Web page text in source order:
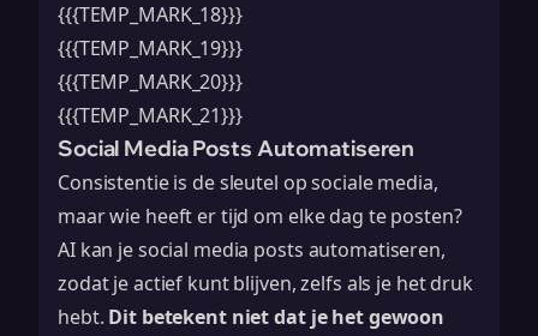
{{{TEMP_MARK_18}}}
{{{TEMP_MARK_19}}}
{{{TEMP_MARK_20}}}
{{{TEMP_MARK_21}}}
Social Media Posts Automatiseren
Consistentie is de sleutel op sociale media,
maar wie heeft er tijd om elke dag te posten?
AI kan je social media posts automatiseren,
zodat je actief kunt blijven, zelfs als je het druk
hebt. Dit betekent niet dat je het gewoon